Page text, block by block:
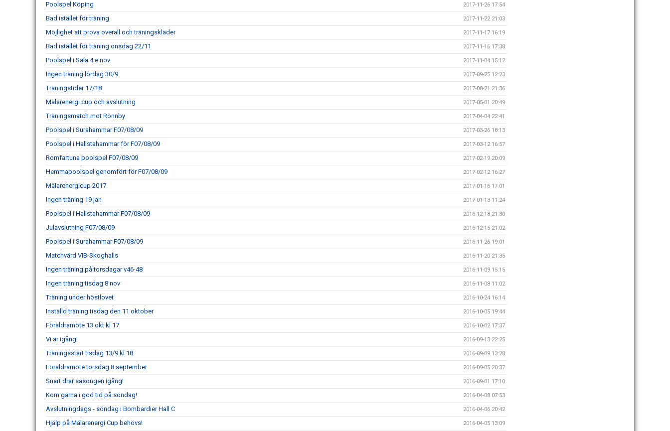
Poolspel Köping 2017-11-26 17:54
Bad istället för träning 2017-11-22 21:03
Möjlighet att prova overall och träningskläder 2017-11-17 16:19
Bad istället för träning onsdag 22/11 2017-11-16 17:38
Poolspel i Sala 4:e nov 2017-11-04 15:12
Ingen träning lördag 30/9 2017-09-25 12:23
Träningstider 17/18 2017-08-21 21:36
Mälarenergi cup och avslutning 2017-05-01 20:49
Träningsmatch mot Rönnby 2017-04-04 22:41
Poolspel i Surahammar F07/08/09 2017-03-26 18:13
Poolspel i Hallstahammar för F07/08/09 2017-03-12 16:57
Romfartuna poolspel F07/08/09 2017-02-19 20:09
Hemmapoolspel genomfört för F07/08/09 2017-02-12 16:27
Mälarenergicup 2017 2017-01-16 17:01
Ingen träning 19 jan 2017-01-13 11:24
Poolspel i Hallstahammar F07/08/09 2016-12-18 21:30
Julavslutning F07/08/09 2016-12-15 21:02
Poolspel i Surahammar F07/08/09 2016-11-26 19:01
Matchvärd VIB-Skoghalls 2016-11-20 21:35
Ingen träning på torsdagar v46-48 2016-11-09 15:15
Ingen träning tisdag 8 nov 2016-11-08 11:02
Träning under höstlovet 2016-10-24 16:14
Inställd träning tisdag den 11 oktober 2016-10-05 19:44
Föräldramöte 13 okt kl 17 2016-10-02 17:37
Vi är igång! 2016-09-13 22:25
Träningsstart tisdag 13/9 kl 18 2016-09-09 13:28
Föräldramöte torsdag 8 september 2016-09-05 20:37
Snart drar säsongen igång! 2016-09-01 17:10
Kom gärna i god tid på söndag! 2016-04-08 07:53
Avslutningdags - söndag i Bombardier Hall C 2016-04-06 20:42
Hjälp på Mälarenergi Cup behövs! 2016-04-05 13:09